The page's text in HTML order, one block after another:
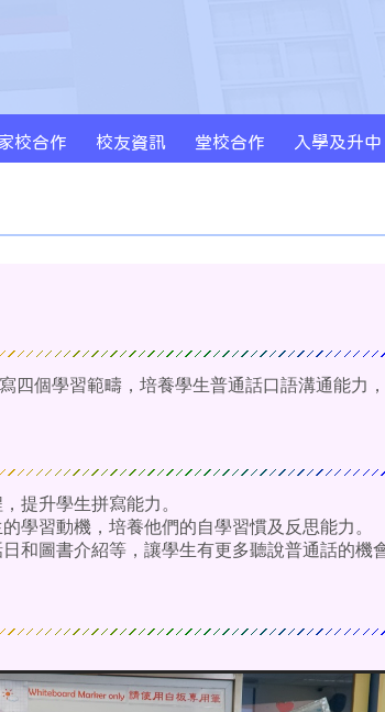
校合作 校友資訊 堂校合作 入學及升中
四個學習範疇，培養學生普通話口語溝通能力
提升學生拼寫能力。
學習動機，培養他們的自學習慣及反思能力。
和圖書介紹等，讓學生有更多聽說普通話的機